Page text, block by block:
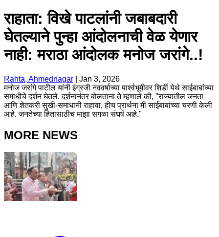
राहाता: विखे पाटलांनी जबाबदारी
घेतल्याने पुन्हा आंदोलनाची वेळ येणार
नाही: मराठा आंदोलक मनोज जरांगे..!
Rahta, Ahmednagar
Jan 3, 2026
मनोज जरांगे पाटील यांनी इंग्रजी नववर्षाच्या पार्श्वभूमीवर शिर्डी येथे साईबाबांच्या
समाधीचे दर्शन घेतले. दर्शनानंतर बोलताना ते म्हणाले की, "राज्यातील जनता
आणि शेतकरी सुखी-समाधानी राहावा, हीच प्रार्थना मी साईबाबांच्या चरणी केली
आहे. जनतेच्या हितासाठीच माझा सगळा संघर्ष आहे."
MORE NEWS